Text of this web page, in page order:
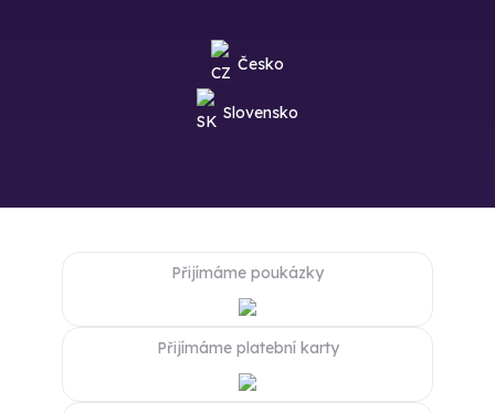
Česko
Slovensko
Přijímáme poukázky
Přijímáme platební karty